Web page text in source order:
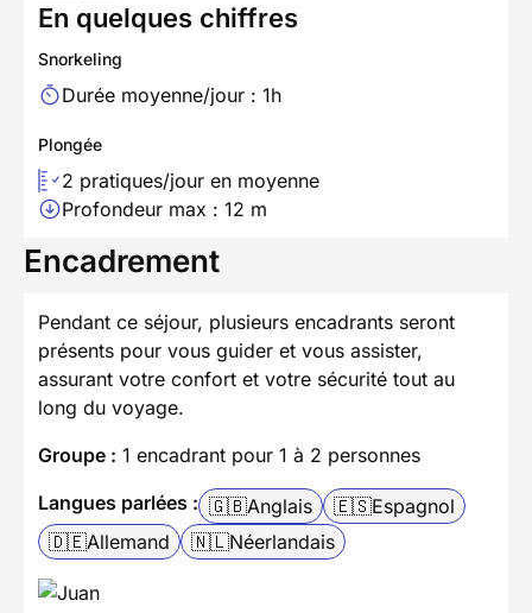
En quelques chiffres
Snorkeling
Durée moyenne/jour : 1h
Plongée
2 pratiques/jour en moyenne
Profondeur max : 12 m
Encadrement
Pendant ce séjour, plusieurs encadrants seront
présents pour vous guider et vous assister,
assurant votre confort et votre sécurité tout au
long du voyage.
Groupe : 1 encadrant pour 1 à 2 personnes
Langues parlées : 🇬🇧Anglais 🇪🇸Espagnol
🇩🇪Allemand 🇳🇱Néerlandais